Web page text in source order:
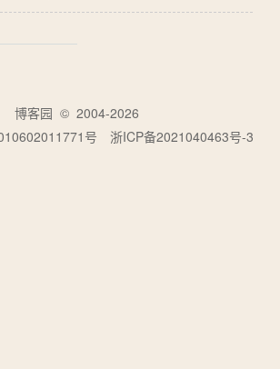
博客园 © 2004-2026
号
浙ICP备2021040463号-3